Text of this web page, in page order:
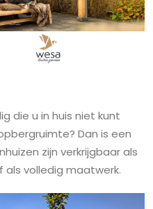
die u in huis niet kunt
Dan is een
zijn verkrijgbaar als
volledig maatwerk.